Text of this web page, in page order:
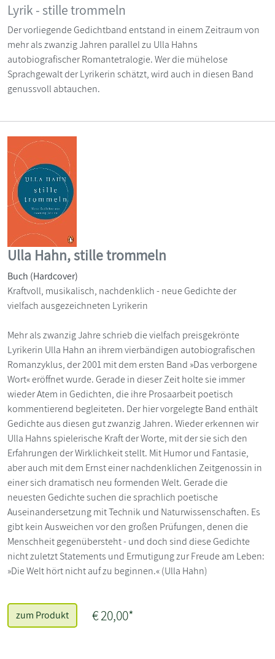
Lyrik - stille trommeln
Der vorliegende Gedichtband entstand in einem Zeitraum von
mehr als zwanzig Jahren parallel zu Ulla Hahns
autobiografischer Romantetralogie. Wer die mühelose
Sprachgewalt der Lyrikerin schätzt, wird auch in diesen Band
genussvoll abtauchen.
Ulla Hahn, stille trommeln
Buch (Hardcover)
Kraftvoll, musikalisch, nachdenklich - neue Gedichte der
vielfach ausgezeichneten Lyrikerin
Mehr als zwanzig Jahre schrieb die vielfach preisgekrönte
Lyrikerin Ulla Hahn an ihrem vierbändigen autobiografischen
Romanzyklus, der 2001 mit dem ersten Band »Das verborgene
Wort« eröffnet wurde. Gerade in dieser Zeit holte sie immer
wieder Atem in Gedichten, die ihre Prosaarbeit poetisch
kommentierend begleiteten. Der hier vorgelegte Band enthält
Gedichte aus diesen gut zwanzig Jahren. Wieder erkennen wir
Ulla Hahns spielerische Kraft der Worte, mit der sie sich den
Erfahrungen der Wirklichkeit stellt. Mit Humor und Fantasie,
aber auch mit dem Ernst einer nachdenklichen Zeitgenossin in
einer sich dramatisch neu formenden Welt. Gerade die
neuesten Gedichte suchen die sprachlich poetische
Auseinandersetzung mit Technik und Naturwissenschaften. Es
gibt kein Ausweichen vor den großen Prüfungen, denen die
Menschheit gegenübersteht - und doch sind diese Gedichte
nicht zuletzt Statements und Ermutigung zur Freude am Leben:
»Die Welt hört nicht auf zu beginnen.« (Ulla Hahn)
zum Produkt € 20,00*